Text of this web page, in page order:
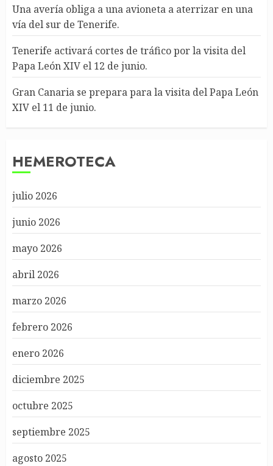
Una avería obliga a una avioneta a aterrizar en una
vía del sur de Tenerife.
Tenerife activará cortes de tráfico por la visita del
Papa León XIV el 12 de junio.
Gran Canaria se prepara para la visita del Papa León
XIV el 11 de junio.
HEMEROTECA
julio 2026
junio 2026
mayo 2026
abril 2026
marzo 2026
febrero 2026
enero 2026
diciembre 2025
octubre 2025
septiembre 2025
agosto 2025